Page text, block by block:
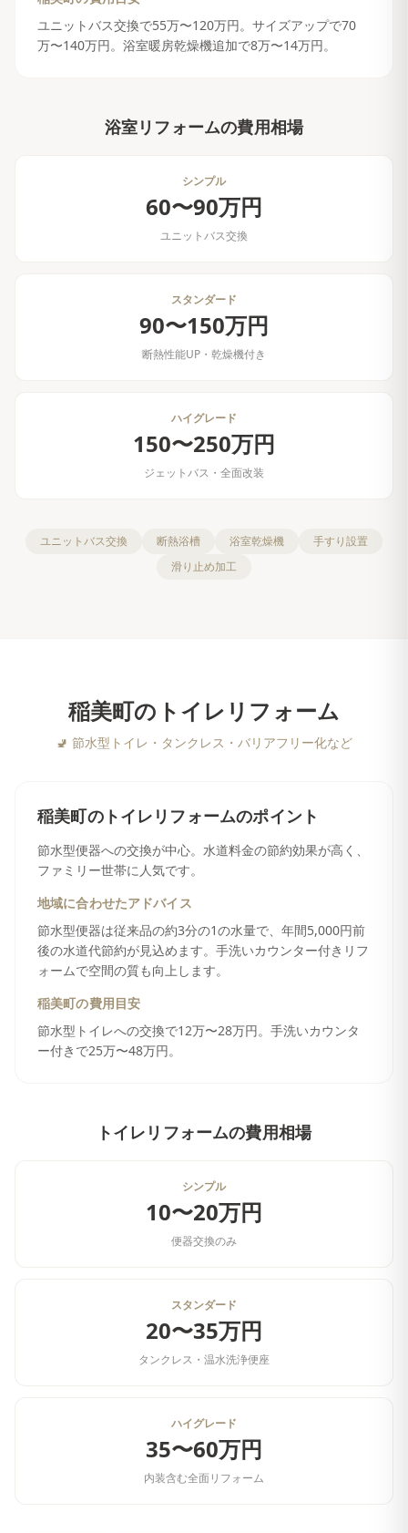
ユニットバス交換で55万〜120万円。サイズアップで70
万〜140万円。浴室暖房乾燥機追加で8万〜14万円。
浴室リフォームの費用相場
シンプル
60〜90万円
ユニットバス交換
スタンダード
90〜150万円
断熱性能UP・乾燥機付き
ハイグレード
150〜250万円
ジェットバス・全面改装
ユニットバス交換 断熱浴槽 浴室乾燥機
手すり設置
滑り止め加工
稲美町の トイレリフォーム
🚽 節水型トイレ・タンクレス・バリアフリー化など
稲美町 のトイレリフォームのポイント
節水型便器への交換が中心。水道料金の節約効果が高く、
ファミリー世帯に人気です。
地域に合わせたアドバイス
節水型便器は従来品の約3分の1の水量で、年間5,000円前
後の水道代節約が見込めます。手洗いカウンター付きリフ
ォームで空間の質も向上します。
稲美町の費用目安
節水型トイレへの交換で12万〜28万円。手洗いカウンタ
ー付きで25万〜48万円。
トイレリフォームの費用相場
シンプル
10〜20万円
便器交換のみ
スタンダード
20〜35万円
タンクレス・温水洗浄便座
ハイグレード
35〜60万円
内装含む全面リフォーム